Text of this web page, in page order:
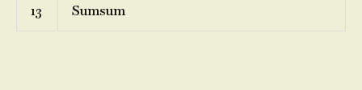
13 Sumsum